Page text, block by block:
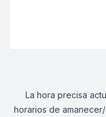
La hora precisa
horarios de